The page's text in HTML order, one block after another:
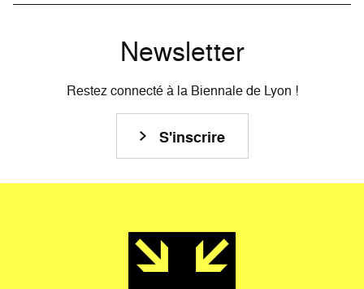
Newsletter
Restez connecté à la Biennale de Lyon !
S'inscrire